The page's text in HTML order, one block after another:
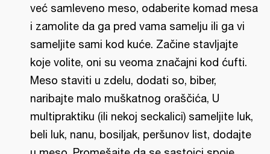
već samleveno meso, odaberite komad mesa
i zamolite da ga pred vama samelju ili ga vi
sameljite sami kod kuće. Začine stavljajte
koje volite, oni su veoma značajni kod ćufti.
Meso staviti u zdelu, dodati so, biber,
naribajte malo muškatnog oraščića, U
multipraktiku (ili nekoj seckalici) sameljite luk,
beli luk, nanu, bosiljak, peršunov list, dodajte